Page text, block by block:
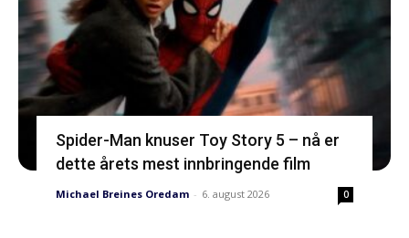
Spider-Man knuser Toy Story 5 – nå er
dette årets mest innbringende film
Michael Breines Oredam - 6. august 2026 0